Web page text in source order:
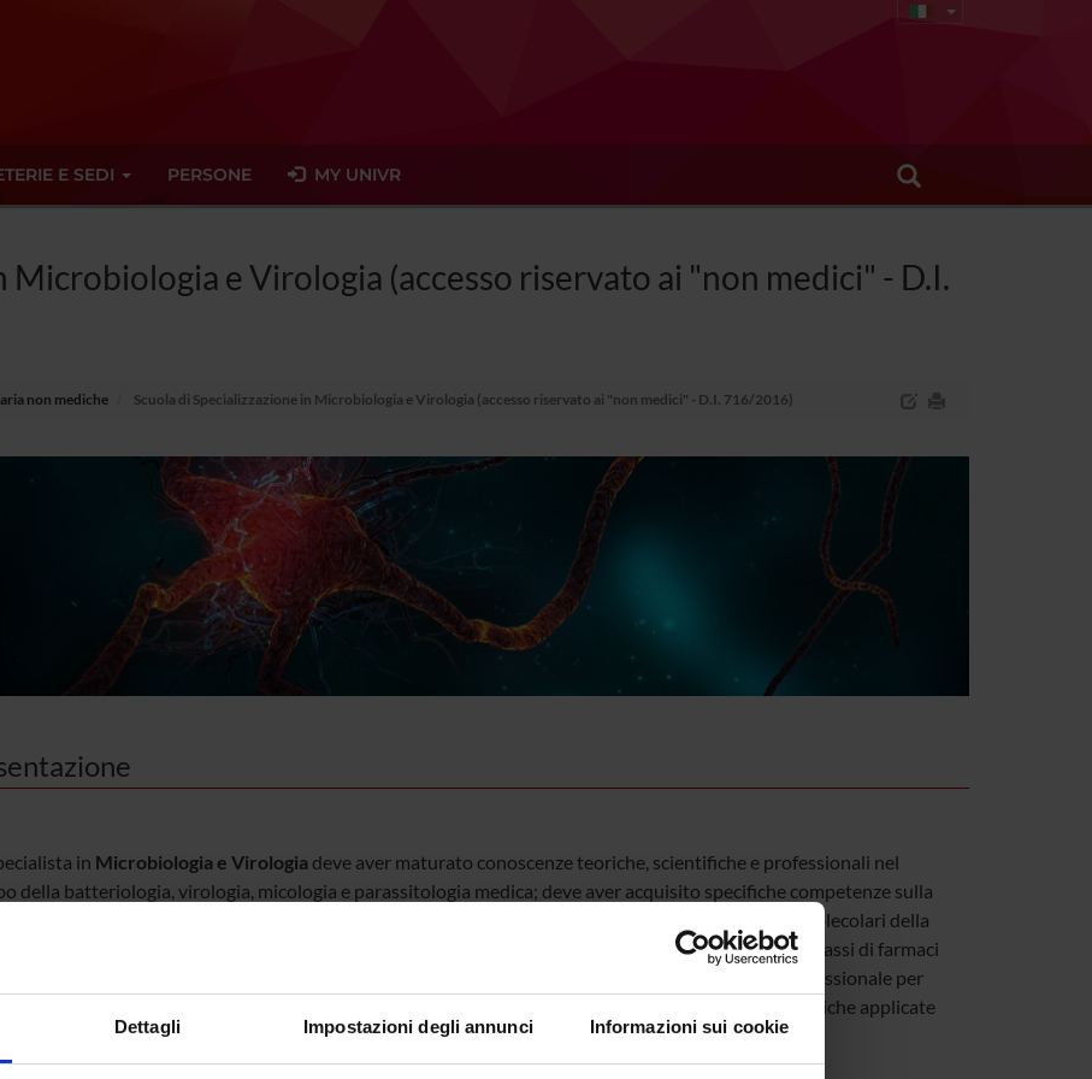
Dettagli Impostazioni degli annunci Informazioni sui cookie
E SEDI PERSONE MY UNIVR
Microbiologia e Virologia (accesso riservato ai "non medici" - D.I.
non mediche Scuola di Specializzazione in Microbiologia e Virologia (accesso riservato ai "non medici" - D.I. 716/2016)
in Microbiologia e Virologia deve aver maturato conoscenze teoriche, scientifiche e professionali nel
della batteriologia, virologia, micologia e parassitologia medica; deve aver acquisito specifiche competenze sulla
fisiologia, posizione tassonomica e genetica dei microrganismi, nonché sulle basi cellulari e molecolari della
microbica, sulle interazioni microrganismo-ospite, sul meccanismo d’azione delle principali classi di farmaci
e sulle applicazioni biotecnologiche dei microrganismi; deve aver raggiunto la capacità professionale per
gli aspetti diagnostico-clinici delle analisi batteriologiche, virologiche, micologiche e parassitologiche applicate
umana.